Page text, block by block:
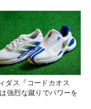
ダス『コードカオス
強烈な蹴りでパワーを